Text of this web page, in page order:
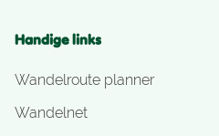
Handige links
Wandelroute planner
Wandelnet